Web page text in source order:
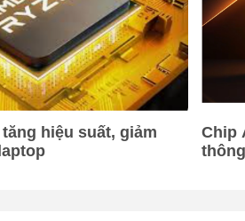
Màu
hiệu suất, giảm
Chip